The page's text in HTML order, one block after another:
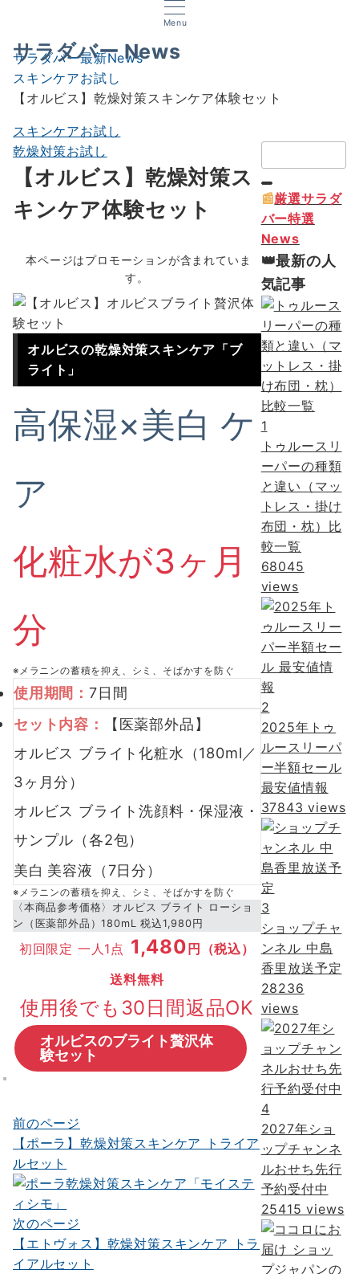
Menu
サラダバー News
サラダバー最新News
スキンケアお試し
【オルビス】乾燥対策スキンケア体験セット
スキンケアお試し
乾燥対策お試し
【オルビス】乾燥対策ス
キンケア体験セット
本ページはプロモーションが含まれていま
す。
オルビスの乾燥対策スキンケア「ブ
ライト」
高保湿×美白 ケ
ア
化粧水が3ヶ月
分
※メラニンの蓄積を抑え、シミ、そばかすを防ぐ
使用期間： 7日間
セット内容：
【医薬部外品】
オルビス ブライト化粧水（180ml／
3ヶ月分）
オルビス ブライト洗顔料・保湿液・
サンプル（各2包）
美白 美容液（7日分）
※メラニンの蓄積を抑え、シミ、そばかすを防ぐ
〈本商品参考価格〉オルビス ブライト ローショ
ン（医薬部外品）180mL 税込1,980円
初回限定 一人1点 1,480 円（税込）
送料無料
使用後でも30日間返品OK
オルビスのブライト贅沢体
験セット
投
稿
ナ
ビ
ゲ
ー
前のページ
【ポーラ】乾燥対策スキンケア トライア
ルセット
次のページ
【エトヴォス】乾燥対策スキンケア トラ
イアルセット
索：
📰厳選サラダ
バー特選
News
👑最新の人
気記事
1
トゥルースリ
ーパーの種類
と違い（マッ
トレス・掛け
布団・枕）比
較一覧
68045
views
2
2025年トゥ
ルースリーパ
ー半額セール
最安値情報
37843 views
3
ショップチャ
ンネル 中島
香里放送予定
28236
views
4
2027年ショ
ップチャンネ
ルおせち先行
予約受付中
25415 views